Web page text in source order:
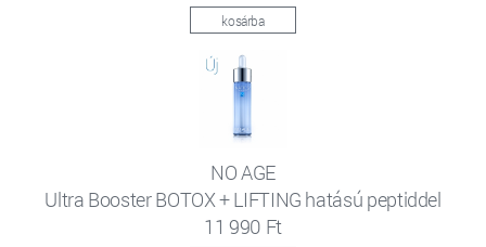
kosárba
NO AGE
Ultra Booster BOTOX + LIFTING hatású peptiddel
11 990 Ft